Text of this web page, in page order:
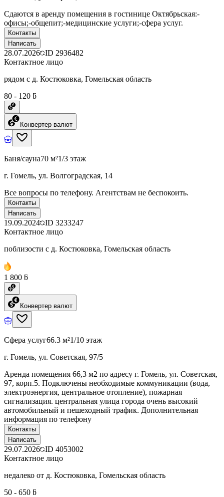
Сдаются в аренду помещения в гостинице Октябрьская:-
офисы;-общепит;-медицинские услуги;-сфера услуг.
Контакты
Написать
28.07.2026 ID 2936482
Контактное лицо
рядом с д. Костюковка, Гомельская область
80 - 120 ƃ
Конвертер валют
Баня/сауна70 м²1/3 этаж
г. Гомель, ул. Волгоградская, 14
Все вопросы по телефону. Агентствам не беспокоить.
Контакты
Написать
19.09.2024 ID 3233247
Контактное лицо
поблизости с д. Костюковка, Гомельская область
1 800 ƃ
Конвертер валют
Сфера услуг66.3 м²1/10 этаж
г. Гомель, ул. Советская, 97/5
Аренда помещения 66,3 м2 по адресу г. Гомель, ул. Советская,
97, корп.5. Подключены необходимые коммуникации (вода,
электроэнергия, центральное отопление), пожарная
сигнализация. центральная улица города очень высокий
автомобильный и пешеходный трафик. Дополнительная
информация по телефону
Контакты
Написать
29.07.2026 ID 4053002
Контактное лицо
недалеко от д. Костюковка, Гомельская область
50 - 650 ƃ